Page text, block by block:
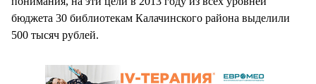
бюджета 30 библиотекам Калачинского района выделили
500 тысяч рублей.